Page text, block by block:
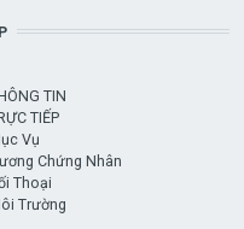
TIN
TIẾP
Vụ
Chứng Nhân
Thoại
Trường